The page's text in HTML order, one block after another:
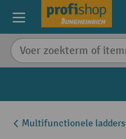
content
Multifunctionele ladders